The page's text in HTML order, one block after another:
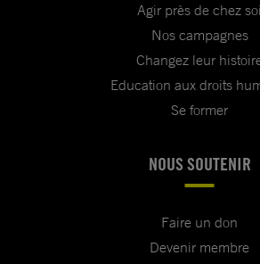
Agir près de chez soi
Nos campagnes
Changez leur
Education aux droits
Se former
NOUS SOUTENIR
Faire un don
Devenir membre